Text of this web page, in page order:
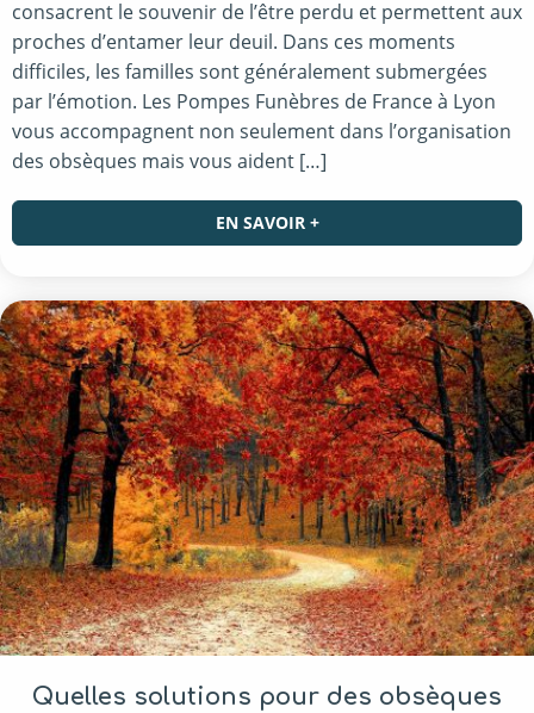
consacrent le souvenir de l’être perdu et permettent aux
proches d’entamer leur deuil. Dans ces moments
difficiles, les familles sont généralement submergées
par l’émotion. Les Pompes Funèbres de France à Lyon
vous accompagnent non seulement dans l’organisation
des obsèques mais vous aident […]
EN SAVOIR +
Quelles solutions pour des obsèques